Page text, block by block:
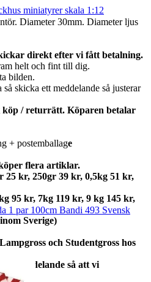
Diameter 30mm. Diameter ljus
direkt efter vi fått betalning.
helt och fint till dig.
bilden.
skicka ett meddelande så justerar
köp / returrätt. Köparen betalar
+ postemballage
flera artiklar.
kr, 250gr 39 kr, 0,5kg 51 kr,
95 kr, 7kg 119 kr, 9 kg 145 kr,
Sverige)
och Studentgross hos
meddelande så att vi
miniatyrer skala 1:12
1 par 100cm Bandi 493 Svensk